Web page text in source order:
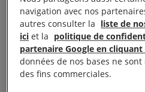
Projection du film « Moi
au CinéMistral – Avenue
Frontignan suivi d’un débat
navigation avec nos
autres consulter la liste de
ici et la politique de
partenaire Google en cliquant
données de nos bases ne
des fins commerciales.